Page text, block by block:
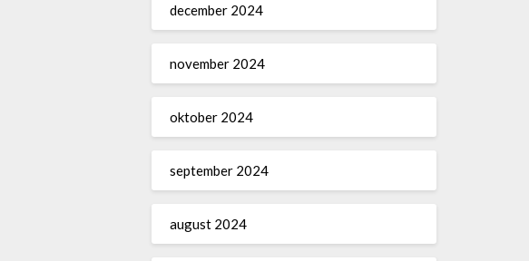
december 2024
november 2024
oktober 2024
september 2024
august 2024